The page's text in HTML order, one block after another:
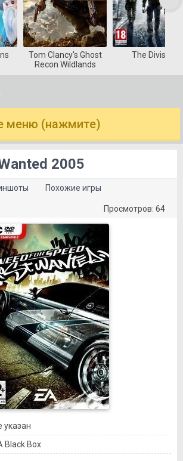
Tom Clancy's Ghost
Recon Wildlands
The Division
меню (нажмите)
2005
Похожие игры
Просмотров: 64
указан
Black Box